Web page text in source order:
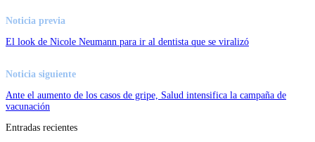
Noticia previa
El look de Nicole Neumann para ir al dentista que se viralizó
Noticia siguiente
Ante el aumento de los casos de gripe, Salud intensifica la campaña de
vacunación
Entradas recientes